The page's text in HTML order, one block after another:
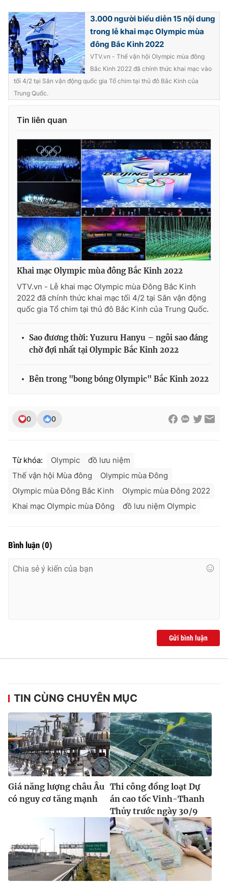
Email:toasoan@vtv.vn
Liên hệ quảng cáo:024-7300.7108
® Cấm sao chép dưới mọi hình thức nếu không có sự chấp
thuận bằng văn bản. Ghi rõ nguồn VTV.vn khi phát hành lại
thông tin từ website này.
3.000 người biểu diễn 15 nội dung
trong lễ khai mạc Olympic mùa
đông Bắc Kinh 2022
VTV.vn - Thế vận hội Olympic mùa đông
Bắc Kinh 2022 đã chính thức khai mạc vào
tối 4/2 tại Sân vận động quốc gia Tổ chim tại thủ đô Bắc Kinh của
Trung Quốc.
Tin liên quan
Khai mạc Olympic mùa đông Bắc Kinh 2022
VTV.vn - Lễ khai mạc Olympic mùa Đông Bắc Kinh
2022 đã chính thức khai mạc tối 4/2 tại Sân vận động
quốc gia Tổ chim tại thủ đô Bắc Kinh của Trung Quốc.
Sao đương thời: Yuzuru Hanyu – ngôi sao đáng
chờ đợi nhất tại Olympic Bắc Kinh 2022
Bên trong "bong bóng Olympic" Bắc Kinh 2022
0 0
Từ khóa: Olympic
đồ lưu niệm
Thế vận hội Mùa đông
Olympic mùa Đông
Olympic mùa Đông Bắc Kinh
Olympic mùa Đông 2022
Khai mạc Olympic mùa Đông
đồ lưu niệm Olympic
Bình luận (0)
Gửi bình luận
TIN CÙNG CHUYÊN MỤC
Giá năng lượng châu Âu
có nguy cơ tăng mạnh
Thi công đồng loạt Dự
án cao tốc Vinh-Thanh
Thủy trước ngày 30/9